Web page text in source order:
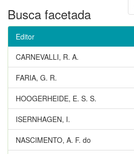
Busca facetada
Editor
CARNEVALLI, R. A.
FARIA, G. R.
HOOGERHEIDE, E. S. S.
ISERNHAGEN, I.
NASCIMENTO, A. F. do